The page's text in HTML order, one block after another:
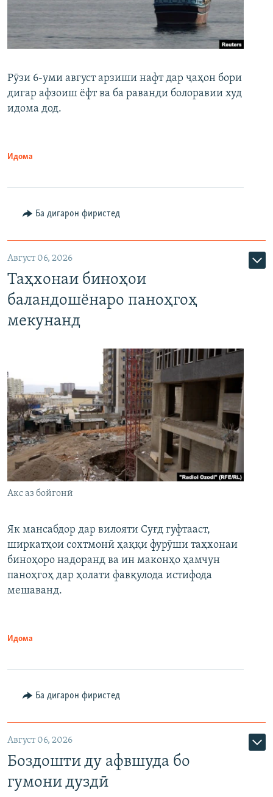
Рӯзи 6-уми август арзиши нафт дар ҷаҳон бори
дигар афзоиш ёфт ва ба раванди болоравии худ
идома дод.
Идома
Ба дигарон фиристед
Август 06, 2026
Таҳхонаи биноҳои
баландошёнаро паноҳгоҳ
мекунанд
Акс аз бойгонӣ
Як мансабдор дар вилояти Суғд гуфтааст,
ширкатҳои сохтмонӣ ҳаққи фурӯши таҳхонаи
биноҳоро надоранд ва ин маконҳо ҳамчун
паноҳгоҳ дар ҳолати фавқулода истифода
мешаванд.
Идома
Ба дигарон фиристед
Август 06, 2026
Боздошти ду афвшуда бо
гумони дуздӣ